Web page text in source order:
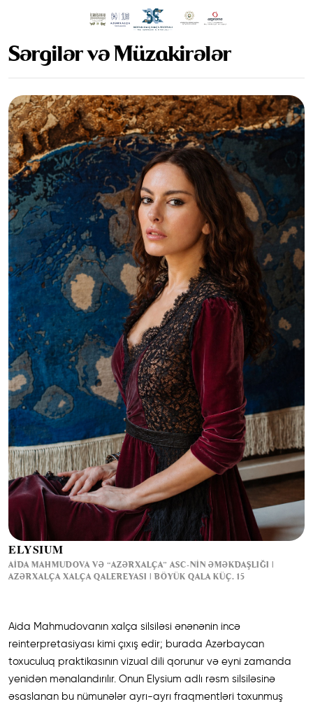
Sərgilər və Müzakirələr
ELYSIUM
AIDA MAHMUDOVA VƏ “AZƏRXALÇA” ASC-NIN ƏMƏKDAŞLIĞI |
AZƏRXALÇA XALÇA QALEREYASI | BÖYÜK QALA KÜÇ. 15
Aida Mahmudovanın xalça silsiləsi ənənənin incə
reinterpretasiyası kimi çıxış edir; burada Azərbaycan
toxuculuq praktikasının vizual dili qorunur və eyni zamanda
yenidən mənalandırılır. Onun Elysium adlı rəsm silsiləsinə
əsaslanan bu nümunələr ayrı-ayrı fraqmentləri toxunmuş